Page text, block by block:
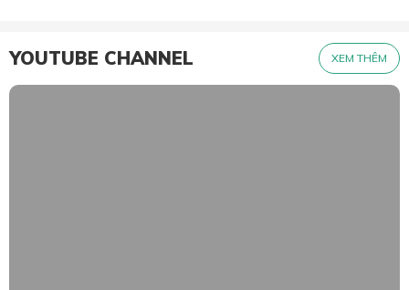
YOUTUBE CHANNEL XEM THÊM